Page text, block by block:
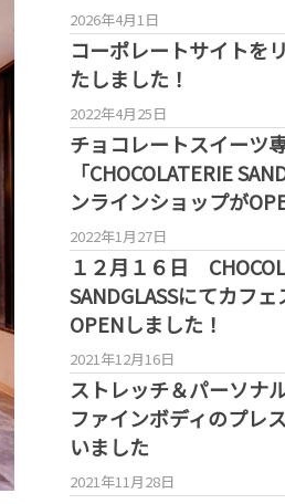
2026年4月1日
コーポレートサイトを
たしました！
2022年4月25日
チョコレートスイーツ
「CHOCOLATERIE
ンラインショップが
2022年1月27日
１２月１６日
SANDGLASSにてカフ
OPENしました！
2021年12月16日
ストレッチ＆パーソナ
ファインボディのプレ
いました
2021年11月28日